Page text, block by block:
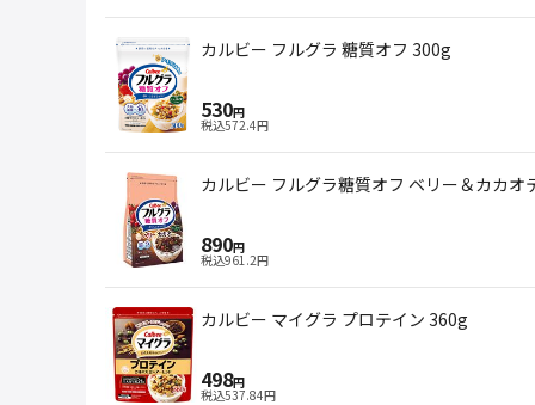
カルビー フルグラ 糖質オフ 300g
530円
税込572.4円
カルビー フルグラ糖質オフ ベリー＆カカオ
890円
税込961.2円
カルビー マイグラ プロテイン 360g
498円
税込537.84円